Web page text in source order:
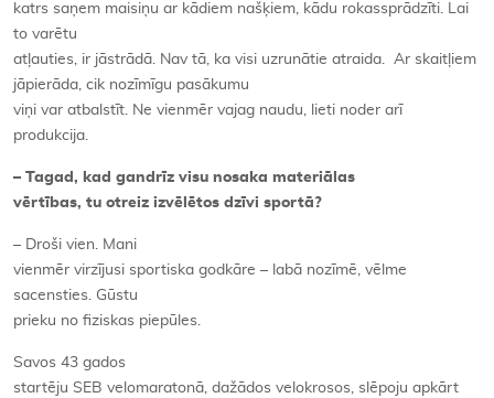
katrs saņem maisiņu ar kādiem našķiem, kādu rokassprādzīti. Lai
to varētu
atļauties, ir jāstrādā. Nav tā, ka visi uzrunātie atraida. Ar skaitļiem
jāpierāda, cik nozīmīgu pasākumu
viņi var atbalstīt. Ne vienmēr vajag naudu, lieti noder arī
produkcija.
– Tagad, kad gandrīz visu nosaka materiālas
vērtības, tu otreiz izvēlētos dzīvi sportā?
– Droši vien. Mani
vienmēr virzījusi sportiska godkāre – labā nozīmē, vēlme
sacensties. Gūstu
prieku no fiziskas piepūles.
Savos 43 gados
startēju SEB velomaratonā, dažādos velokrosos, slēpoju apkārt